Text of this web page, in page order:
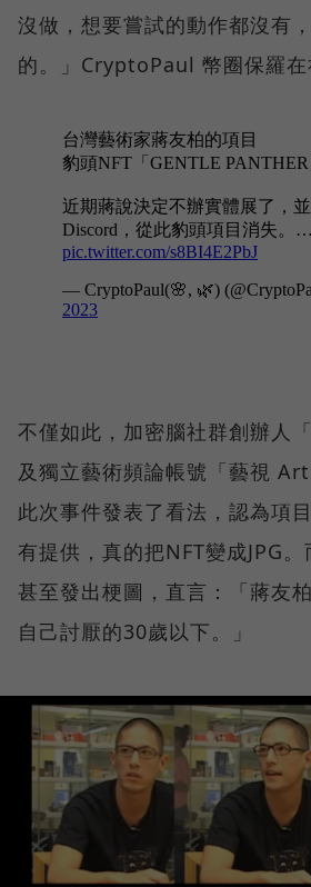
沒做，想要嘗試的動作都沒有
的。」CryptoPaul 幣圈保羅在
不僅如此，加密腦社群創辦人
及獨立藝術頻論帳號「藝視
此次事件發表了看法，認為項
有提供，真的把NFT變成JPG
甚至發出梗圖，直言：「蔣友
自己討厭的30歲以下。」